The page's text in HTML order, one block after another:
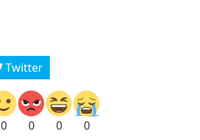
Twitter
0 0 0 0